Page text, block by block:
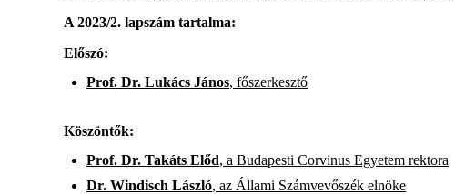
A 2023/2. lapszám tartalma:
Előszó:
Prof. Dr. Lukács János, főszerkesztő
Köszöntők:
Prof. Dr. Takáts Előd, a Budapesti Corvinus Egyetem rektora
Dr. Windisch László, az Állami Számvevőszék elnöke